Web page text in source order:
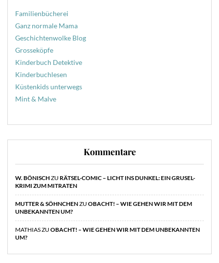
Familienbücherei
Ganz normale Mama
Geschichtenwolke Blog
Grosseköpfe
Kinderbuch Detektive
Kinderbuchlesen
Küstenkids unterwegs
Mint & Malve
Kommentare
W. BÖNISCHZU RÄTSEL-COMIC – LICHT INS DUNKEL: EIN GRUSEL-
KRIMI ZUM MITRATEN
MUTTER & SÖHNCHENZU OBACHT! – WIE GEHEN WIR MIT DEM
UNBEKANNTEN UM?
MATHIASZU OBACHT! – WIE GEHEN WIR MIT DEM UNBEKANNTEN
UM?